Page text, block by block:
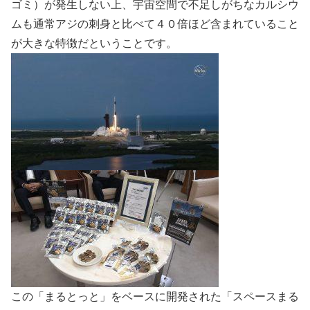
ゴミ）が発生しない上、宇宙空間で不足しがちなカルシウ
ムも通常アジの刺身と比べて４０倍ほど含まれていること
が大きな特徴だということです。
この「まるとっと」をベースに開発された「スペースまる